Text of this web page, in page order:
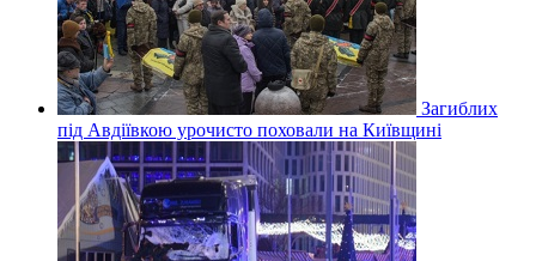
Загиблих
під Авдіївкою урочисто поховали на Київщині